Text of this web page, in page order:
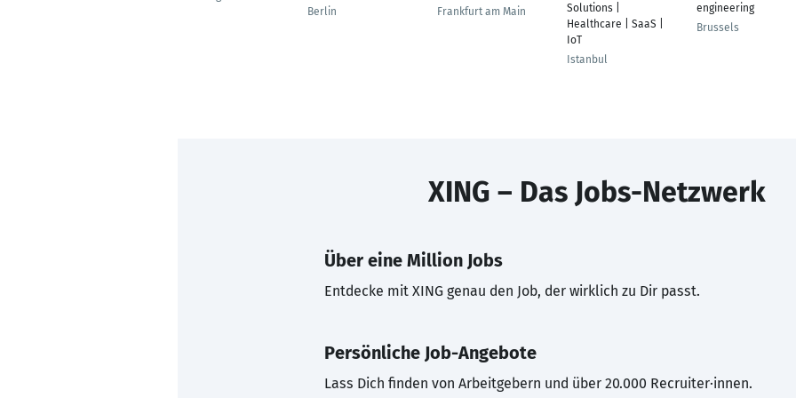
Berlin
Frankfurt am Main
Solutions |
Healthcare | SaaS |
IoT
Istanbul
engineering
Brussels
XING – Das Jobs-Netzwerk
Über eine Million Jobs
Entdecke mit XING genau den Job, der wirklich zu Dir passt.
Persönliche Job-Angebote
Lass Dich finden von Arbeitgebern und über 20.000 Recruiter·innen.